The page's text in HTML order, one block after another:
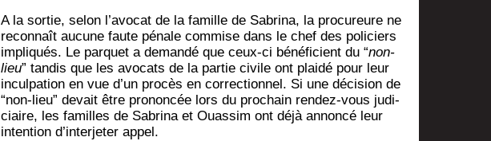
A la sor­tie, selon l’avocat de la famille de Sabri­na, la pro­cu­reure ne
recon­naît aucune faute pénale com­mise dans le chef des poli­ciers
impli­qués. Le par­quet a deman­dé que ceux-ci béné­fi­cient du “non-
lieu” tan­dis que les avo­cats de la par­tie civile ont plai­dé pour leur
incul­pa­tion en vue d’un pro­cès en cor­rec­tion­nel. Si une déci­sion de
“non-lieu” devait être pro­non­cée lors du pro­chain ren­dez-vous judi­
ciaire, les familles de Sabri­na et Ouas­sim ont déjà annon­cé leur
inten­tion d’in­ter­je­ter appel.